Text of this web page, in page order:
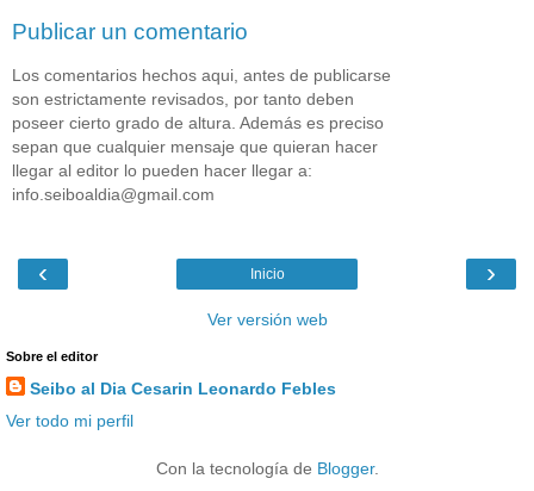
Publicar un comentario
Los comentarios hechos aqui, antes de publicarse
son estrictamente revisados, por tanto deben
poseer cierto grado de altura. Además es preciso
sepan que cualquier mensaje que quieran hacer
llegar al editor lo pueden hacer llegar a:
info.seiboaldia@gmail.com
‹ ›
Inicio
Ver versión web
Sobre el editor
Seibo al Dia Cesarin Leonardo Febles
Ver todo mi perfil
Con la tecnología de Blogger.